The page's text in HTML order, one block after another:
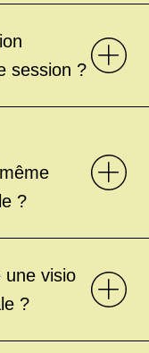
session ?
?
une visio
?